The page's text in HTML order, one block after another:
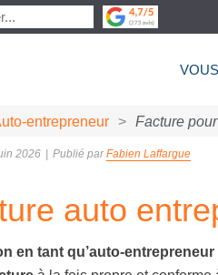
entrepreneur > Facture
2026 Publié parFabien Laffargue
auto
en tant qu’auto-entrepreneur